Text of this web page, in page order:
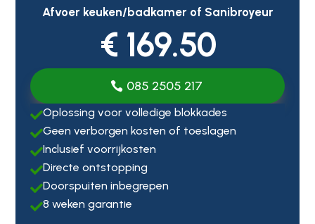
Afvoer keuken/badkamer of Sanibroyeur
€ 169.50
085 2505 217
Oplossing voor volledige blokkades
Geen verborgen kosten of toeslagen
Inclusief voorrijkosten
Directe ontstopping
Doorspuiten inbegrepen
8 weken garantie